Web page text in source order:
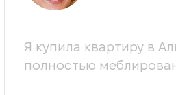
Я купила квартиру в
полностью